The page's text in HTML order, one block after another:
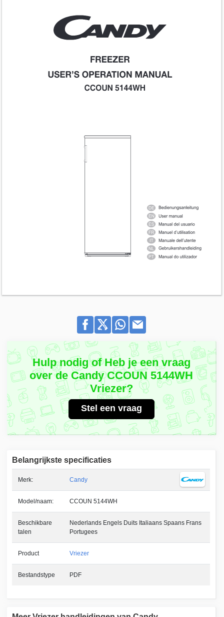
Hulp nodig of Heb je een vraag
over de Candy CCOUN 5144WH
Vriezer?
Stel een vraag
Belangrijkste specificaties
Merk: Candy
Model/naam: CCOUN 5144WH
Beschikbare
talen
Nederlands Engels Duits Italiaans Spaans Frans
Portugees
Product Vriezer
Bestandstype PDF